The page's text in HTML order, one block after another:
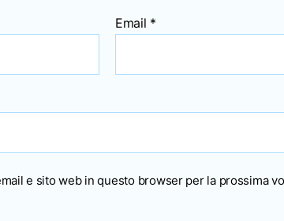
Email *
e sito web in questo browser per la prossima